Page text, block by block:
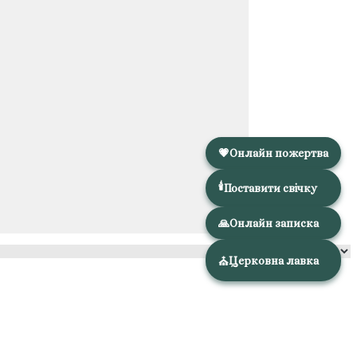
💗Онлайн пожертва
🕯️Поставити свічку
🙏Онлайн записка
⛪Церковна лавка